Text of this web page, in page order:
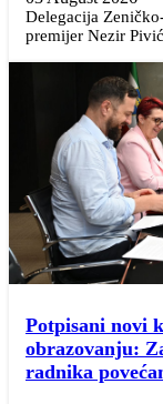
Delegacija
premijer Nezir
Potpisani novi
obrazovanju:
radnika